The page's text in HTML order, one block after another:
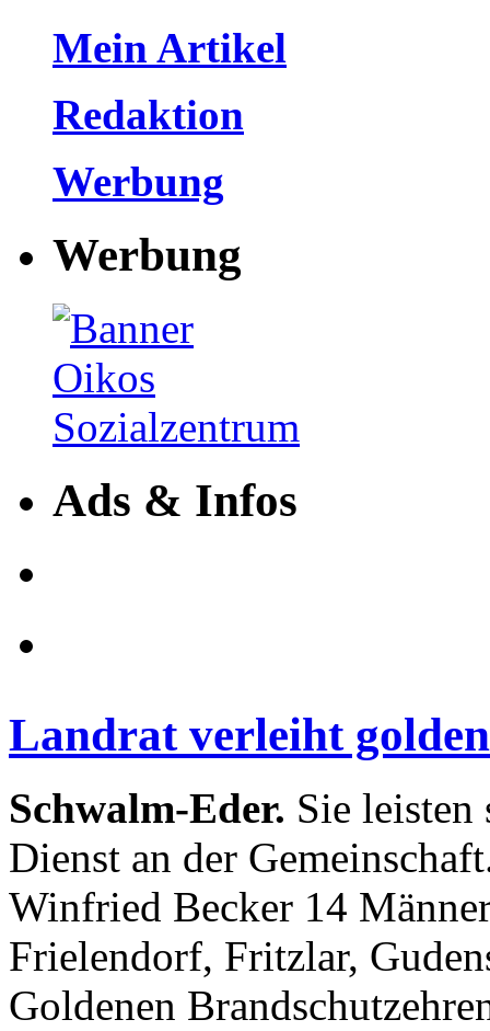
Mein Artikel
Redaktion
Werbung
Werbung
Ads & Infos
Landrat verleiht
Schwalm-Eder. Sie leisten
Dienst an der
Winfried Becker 14
Frielendorf, Fritzlar,
Goldenen